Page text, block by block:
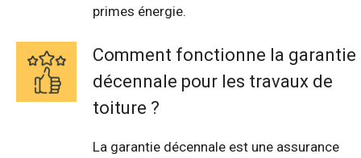
primes énergie.
Comment fonctionne la garantie
décennale pour les travaux de
toiture ?
La garantie décennale est une assurance